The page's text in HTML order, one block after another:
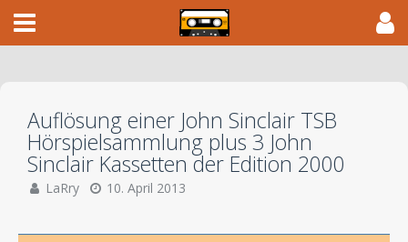
Auflösung einer John Sinclair TSB
Hörspielsammlung plus 3 John
Sinclair Kassetten der Edition 2000
LaRry 10. April 2013